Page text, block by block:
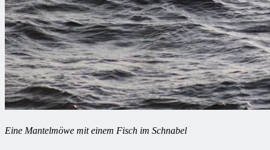
Eine Mantelmöwe mit einem Fisch im Schnabel